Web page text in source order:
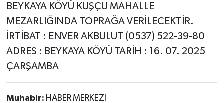
BEYKAYA KÖYÜ KUŞÇU MAHALLE
MEZARLIĞINDA TOPRAĞA VERİLECEKTİR.
İRTİBAT : ENVER AKBULUT (0537) 522-39-80
ADRES : BEYKAYA KÖYÜ TARİH : 16. 07. 2025
ÇARŞAMBA
Muhabir: HABER MERKEZİ